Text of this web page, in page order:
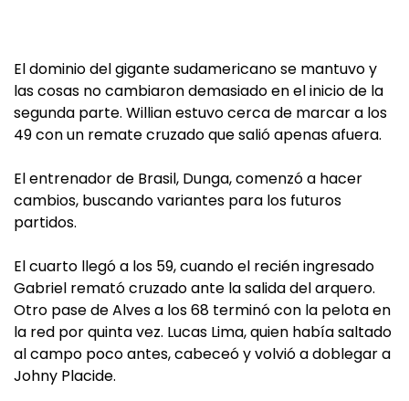
El dominio del gigante sudamericano se mantuvo y
las cosas no cambiaron demasiado en el inicio de la
segunda parte. Willian estuvo cerca de marcar a los
49 con un remate cruzado que salió apenas afuera.
El entrenador de Brasil, Dunga, comenzó a hacer
cambios, buscando variantes para los futuros
partidos.
El cuarto llegó a los 59, cuando el recién ingresado
Gabriel remató cruzado ante la salida del arquero.
Otro pase de Alves a los 68 terminó con la pelota en
la red por quinta vez. Lucas Lima, quien había saltado
al campo poco antes, cabeceó y volvió a doblegar a
Johny Placide.